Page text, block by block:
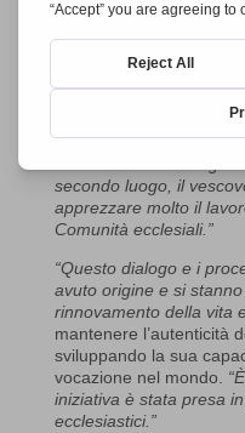
“All’incontro di
Dichiarazione nel 1999.
Federazione Mondiale
Dichiarazione non è
sforzi per terminare il
secondo luogo, il
apprezzare molto il
Comunità ecclesiali.”
“Questo dialogo e i
avuto origine e si
rinnovamento della vita
mantenere l’autenticità
sviluppando la sua
vocazione nel mondo.
iniziativa è stata presa
ecclesiastici.”